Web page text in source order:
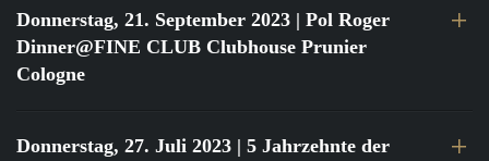
Donnerstag, 21. September 2023 | Pol Roger
Dinner@FINE CLUB Clubhouse Prunier
Cologne
Donnerstag, 27. Juli 2023 | 5 Jahrzehnte der